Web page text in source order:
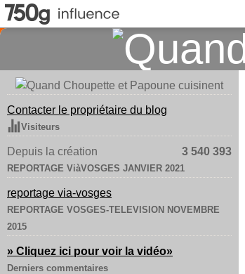
Contacter le propriétaire du blog
Visiteurs
Depuis la création 3 540 393
REPORTAGE ViàVOSGES JANVIER 2021
reportage via-vosges
REPORTAGE VOSGES-TELEVISION NOVEMBRE
2015
» Cliquez ici pour voir la vidéo»
Derniers commentaires